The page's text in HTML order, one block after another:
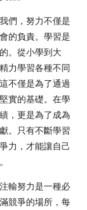
們，努力不僅是
的負責。學習是
。從小學到大
力學習各種不同
不僅是為了通過
實的基礎。在學
，更是為了成為
。只有不斷學習
力，才能讓自己
輸努力是一種必
競爭的場所，每